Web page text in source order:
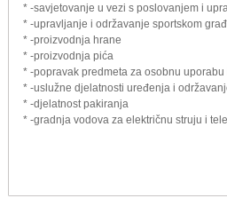
* -savjetovanje u vezi s poslovanjem i
* -upravljanje i održavanje sportskom
* -proizvodnja hrane
* -proizvodnja pića
* -popravak predmeta za osobnu uporabu
* -uslužne djelatnosti uređenja i
* -djelatnost pakiranja
* -gradnja vodova za električnu struju i